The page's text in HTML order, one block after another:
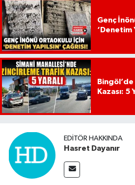
Genç
‘Denetim
Kazası: 5
EDITÖR HAKKINDA
Hasret Dayanır